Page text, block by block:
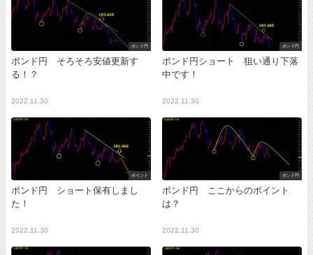
ポンド円
ポンド円 そろそろ安値更新す
る！？
2022.11.30
ポンド円
ポンド円ショート 狙い通り下落
中です！
2022.11.30
ポイント
ポンド円 ショート保有しまし
た！
2022.11.30
ポンド円
ポンド円 ここからのポイント
は？
2022.11.30